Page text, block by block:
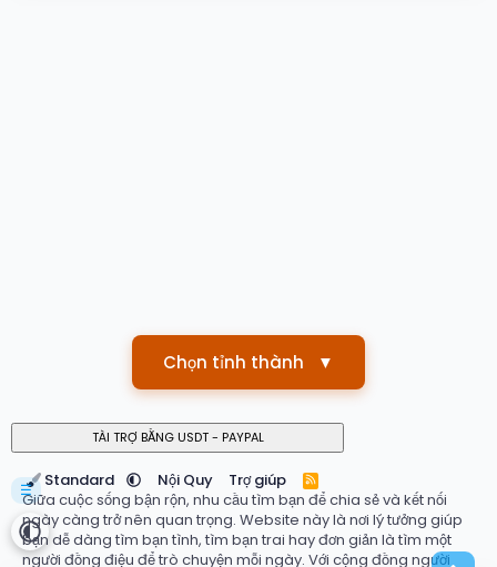
Chọn tỉnh thành ▼
Standard Nội Quy Trợ giúp
R
S
S
Giữa cuộc sống bận rộn, nhu cầu tìm bạn để chia sẻ và kết nối
ngày càng trở nên quan trọng. Website này là nơi lý tưởng giúp
bạn dễ dàng tìm bạn tình, tìm bạn trai hay đơn giản là tìm một
người đồng điệu để trò chuyện mỗi ngày. Với cộng đồng người
☰